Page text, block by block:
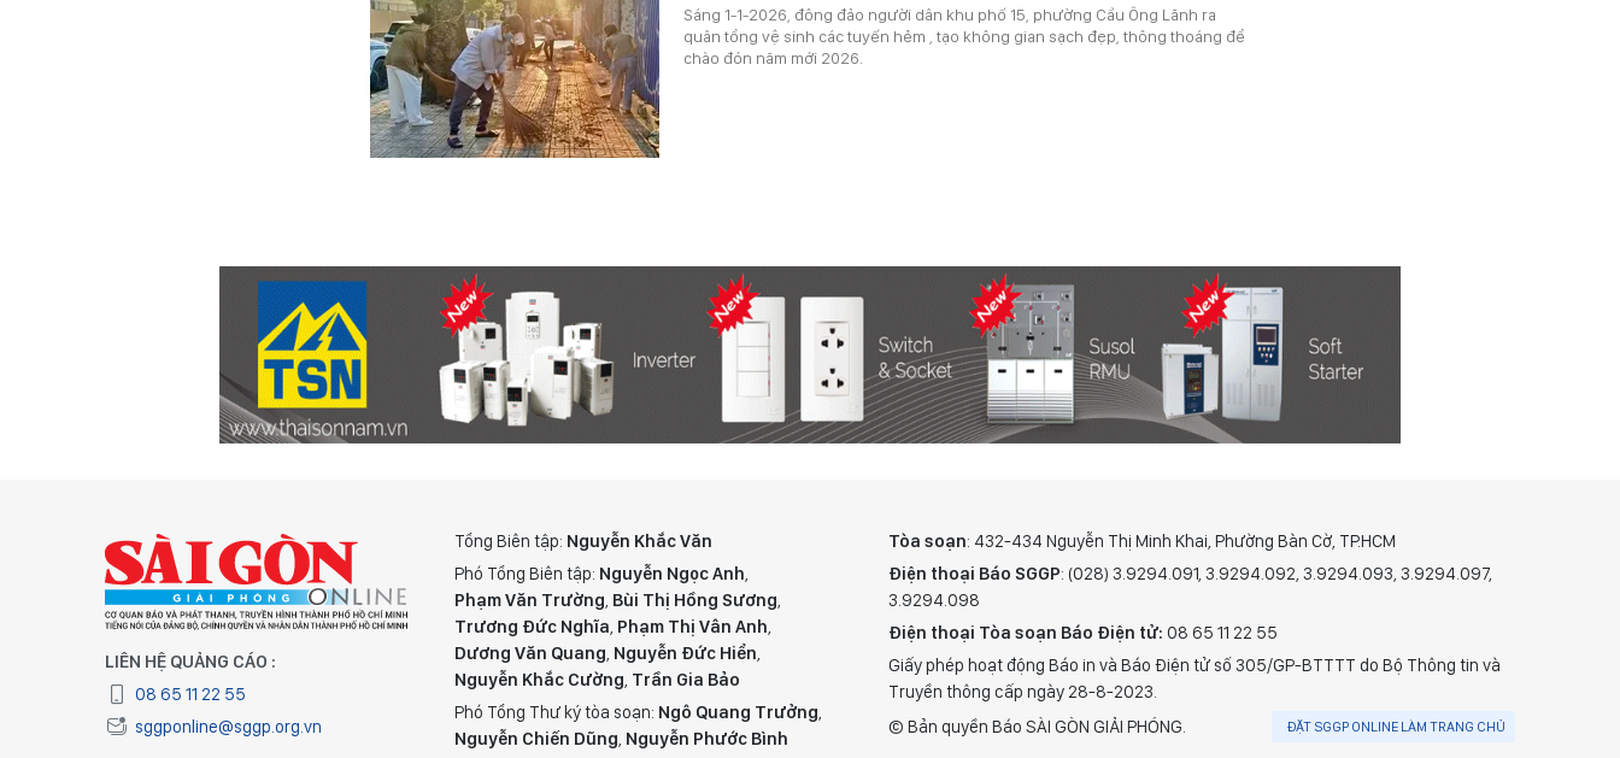
Sáng 1-1-2026, đông đảo người dân khu phố 15, phường Cầu Ông Lãnh ra
quân tổng vệ sinh các tuyến hẻm , tạo không gian sạch đẹp, thông thoáng để
chào đón năm mới 2026.
LIÊN HỆ QUẢNG CÁO :
08 65 11 22 55
sggponline@sggp.org.vn
Tổng Biên tập: Nguyễn Khắc Văn
Phó Tổng Biên tập: Nguyễn Ngọc Anh,
Phạm Văn Trường, Bùi Thị Hồng Sương,
Trương Đức Nghĩa, Phạm Thị Vân Anh,
Dương Văn Quang, Nguyễn Đức Hiển,
Nguyễn Khắc Cường, Trần Gia Bảo
Phó Tổng Thư ký tòa soạn: Ngô Quang Trưởng,
Nguyễn Chiến Dũng, Nguyễn Phước Bình
Tòa soạn: 432-434 Nguyễn Thị Minh Khai, Phường Bàn Cờ, TP.HCM
Điện thoại Báo SGGP: (028) 3.9294.091, 3.9294.092, 3.9294.093, 3.9294.097,
3.9294.098
Điện thoại Tòa soạn Báo Điện tử: 08 65 11 22 55
Giấy phép hoạt động Báo in và Báo Điện tử số 305/GP-BTTTT do Bộ Thông tin và
Truyền thông cấp ngày 28-8-2023.
© Bản quyền Báo SÀI GÒN GIẢI PHÓNG.
ĐẶT SGGP ONLINE LÀM TRANG CHỦ